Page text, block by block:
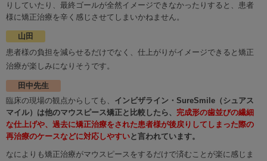
りしていたり、最終ゴールが全然イメージできなかったりすると、患者
様に矯正治療を辛く感じさせてしまいかねません。
山田
患者様の負担を減らせるだけでなく、仕上がりがイメージできると矯正
治療が楽しみになりそうです。
田中先生
臨床の現場の観点からしても、 インビザライン・SureSmile（シュアス
マイル）は他のマウスピース矯正と比較したら、 完成形の歯並びの繊細
な仕上げや、過去に矯正治療をされた患者様が後戻りしてしまった際の
再治療のケースなどに対応しやすいと言われています。
なによりも矯正治療がマウスピースをするだけで済むことが楽に感じま